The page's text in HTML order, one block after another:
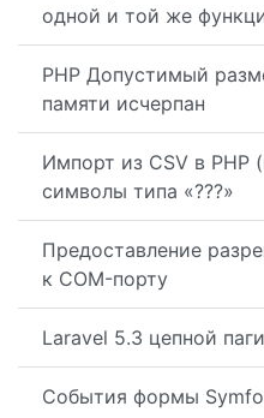
одной и той же
PHP Допустимый
памяти исчерпан
Импорт из CSV в PHP
символы типа «???»
Предоставление
к COM-порту
Laravel 5.3 цепной
События формы